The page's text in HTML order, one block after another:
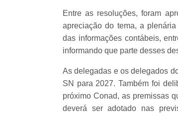
Entre as resoluções, foram
apreciação do tema, a
das informações contábeis,
informando que parte desses
As delegadas e os delegados
SN para 2027. Também foi
próximo Conad, as premissas
deverá ser adotado nas